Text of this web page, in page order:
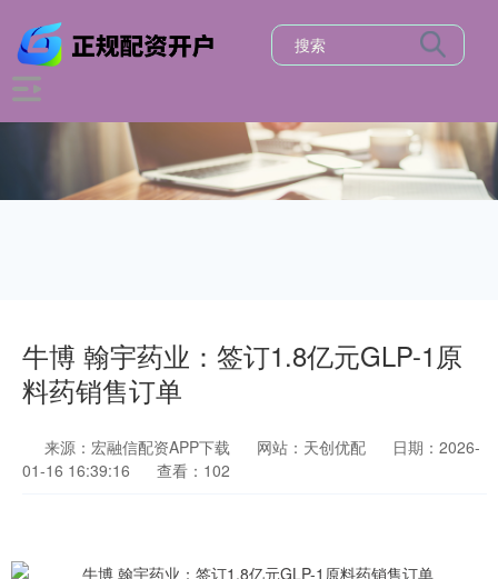
牛博 翰宇药业：签订1.8亿元GLP-1原
料药销售订单
来源：宏融信配资APP下载 网站：天创优配
日期：2026-
01-16 16:39:16
查看：102